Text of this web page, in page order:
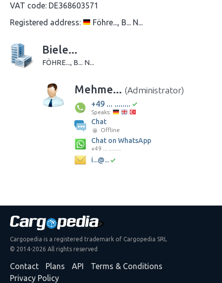
VAT code: DE368603571
Registered address:
Föhre..., B... N...
Biele...
FÖHRE..., B... N...
Mehme... (Administrator)
+49 ... ........
Speaks:
Chat
Offline
Chat on WhatsApp
+49 ... ........
i...@...
Cargopedia is a registered trademark of Cargopedia SRL
© 2014-2026 All rights reserved
Contact Plans API
Terms & Conditions
Privacy Policy